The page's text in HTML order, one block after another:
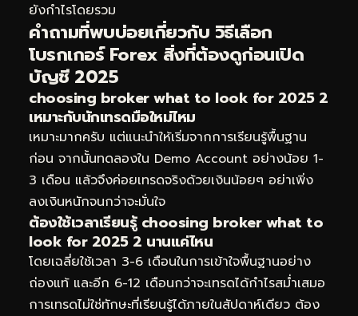
ยังกำไรโดยรวม
คำถามที่พบบ่อยเกี่ยวกับ วิธีเลือก
โบรกเกอร์ Forex สิ่งที่ต้องดูก่อนเปิด
บัญชี 2025
choosing broker what to look for 2025 2
เหมาะกับนักเทรดมือใหม่ไหม
เหมาะมากครับ แต่แนะนำให้เริ่มจากการเรียนรู้พื้นฐาน
ก่อน จากนั้นทดลองใน Demo Account อย่างน้อย 1-
3 เดือน แล้วจึงค่อยเทรดจริงด้วยเงินน้อยๆ อย่าเพิ่ง
ลงเงินหนักจนกว่าจะมั่นใจ
ต้องใช้เวลาเรียนรู้ choosing broker what to
look for 2025 2 นานแค่ไหน
โดยเฉลี่ยใช้เวลา 3-6 เดือนในการเข้าใจพื้นฐานอย่าง
ถ่องแท้ และอีก 6-12 เดือนกว่าจะเทรดได้กำไรสม่ำเสมอ
การเทรดไม่ใช่ทักษะที่เรียนรู้ได้ภายในสัปดาห์เดียว ต้อง